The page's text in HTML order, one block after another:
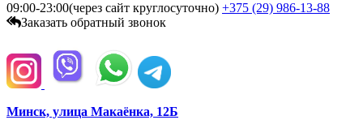
09:00-23:00(через сайт круглосуточно) +375 (29) 986-13-88
Заказать обратный звонок
Минск, улица Макаёнка, 12Б